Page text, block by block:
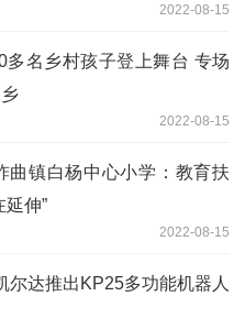
2022-08-15
多名乡村孩子登上舞台 专场
2022-08-15
曲镇白杨中心小学：教育扶
延伸”
2022-08-15
尔达推出KP25多功能机器人